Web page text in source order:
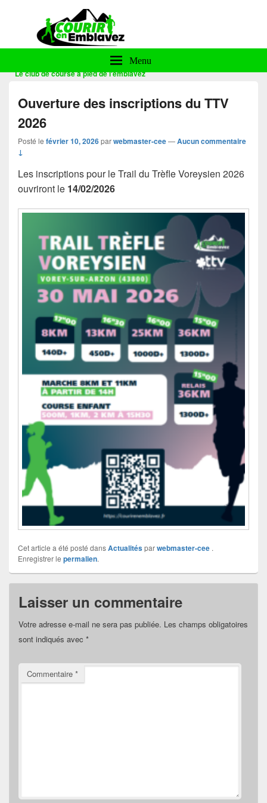
Courir en Emblavez
Le club de course à pied de l'emblavez
Menu
Ouverture des inscriptions du TTV
2026
Posté le février 10, 2026parwebmaster-cee—Aucun commentaire
↓
Les inscriptions pour le Trail du Trèfle Voreysien 2026
ouvriront le 14/02/2026
Cet article a été posté dansActualitésparwebmaster-cee .
Enregistrer le permalien.
Laisser un commentaire
Votre adresse e-mail ne sera pas publiée. Les champs obligatoires
sont indiqués avec *
Commentaire *